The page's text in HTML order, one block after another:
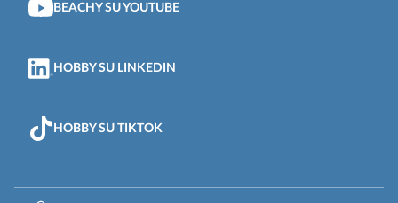
BEACHY SU YOUTUBE
HOBBY SU LINKEDIN
HOBBY SU TIKTOK